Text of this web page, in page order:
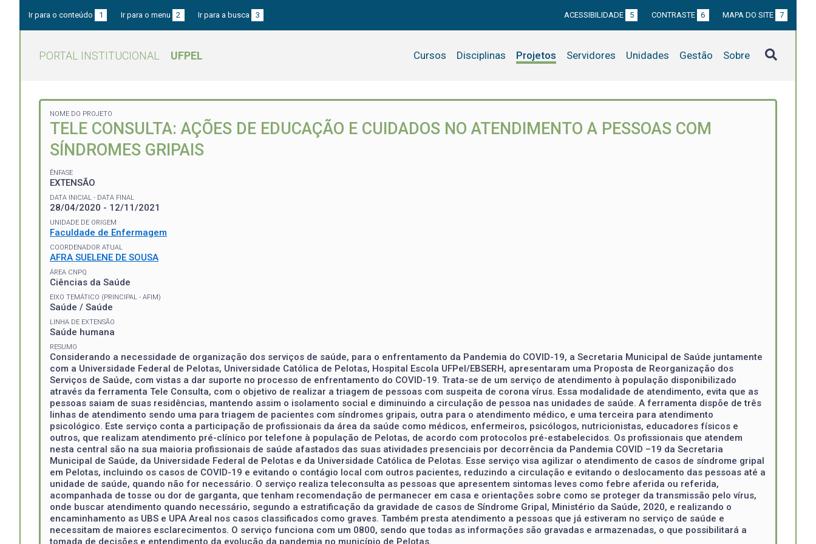
Ir para o conteúdo 1 Ir para o menu 2 Ir para a busca 3 ACESSIBILIDADE 5 CONTRASTE 6 MAPA DO SITE 7
PORTAL INSTITUCIONAL UFPEL Cursos Disciplinas Projetos Servidores Unidades Gestão Sobre
NOME DO PROJETO
TELE CONSULTA: AÇÕES DE EDUCAÇÃO E CUIDADOS NO ATENDIMENTO A PESSOAS COM
SÍNDROMES GRIPAIS
ÊNFASE
EXTENSÃO
DATA INICIAL - DATA FINAL
28/04/2020 - 12/11/2021
UNIDADE DE ORIGEM
Faculdade de Enfermagem
COORDENADOR ATUAL
AFRA SUELENE DE SOUSA
ÁREA CNPQ
Ciências da Saúde
EIXO TEMÁTICO (PRINCIPAL - AFIM)
Saúde / Saúde
LINHA DE EXTENSÃO
Saúde humana
RESUMO
Considerando a necessidade de organização dos serviços de saúde, para o enfrentamento da Pandemia do COVID-19, a Secretaria Municipal de Saúde juntamente
com a Universidade Federal de Pelotas, Universidade Católica de Pelotas, Hospital Escola UFPel/EBSERH, apresentaram uma Proposta de Reorganização dos
Serviços de Saúde, com vistas a dar suporte no processo de enfrentamento do COVID-19. Trata-se de um serviço de atendimento à população disponibilizado
através da ferramenta Tele Consulta, com o objetivo de realizar a triagem de pessoas com suspeita de corona vírus. Essa modalidade de atendimento, evita que as
pessoas saiam de suas residências, mantendo assim o isolamento social e diminuindo a circulação de pessoa nas unidades de saúde. A ferramenta dispõe de três
linhas de atendimento sendo uma para triagem de pacientes com síndromes gripais, outra para o atendimento médico, e uma terceira para atendimento
psicológico. Este serviço conta a participação de profissionais da área da saúde como médicos, enfermeiros, psicólogos, nutricionistas, educadores físicos e
outros, que realizam atendimento pré-clínico por telefone à população de Pelotas, de acordo com protocolos pré-estabelecidos. Os profissionais que atendem
nesta central são na sua maioria profissionais de saúde afastados das suas atividades presenciais por decorrência da Pandemia COVID –19 da Secretaria
Municipal de Saúde, da Universidade Federal de Pelotas e da Universidade Católica de Pelotas. Esse serviço visa agilizar o atendimento de casos de síndrome gripal
em Pelotas, incluindo os casos de COVID-19 e evitando o contágio local com outros pacientes, reduzindo a circulação e evitando o deslocamento das pessoas até a
unidade de saúde, quando não for necessário. O serviço realiza teleconsulta as pessoas que apresentem sintomas leves como febre aferida ou referida,
acompanhada de tosse ou dor de garganta, que tenham recomendação de permanecer em casa e orientações sobre como se proteger da transmissão pelo vírus,
onde buscar atendimento quando necessário, segundo a estratificação da gravidade de casos de Síndrome Gripal, Ministério da Saúde, 2020, e realizando o
encaminhamento as UBS e UPA Areal nos casos classificados como graves. Também presta atendimento a pessoas que já estiveram no serviço de saúde e
necessitam de maiores esclarecimentos. O serviço funciona com um 0800, sendo que todas as informações são gravadas e armazenadas, o que possibilitará a